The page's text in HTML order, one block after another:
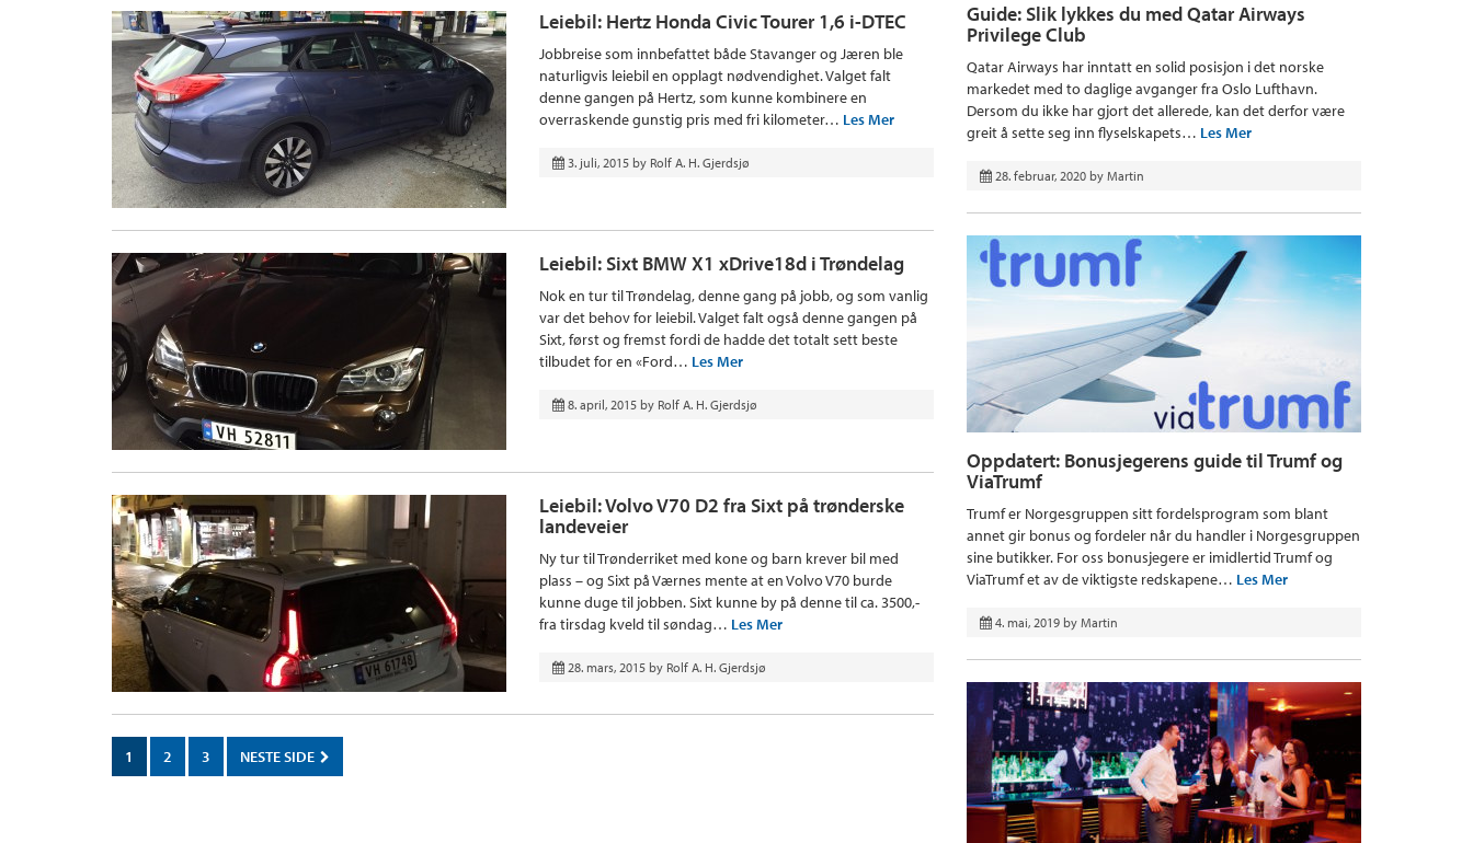
Leiebil: Hertz Honda Civic Tourer 1,6 i-DTEC
Jobbreise som innbefattet både Stavanger og Jæren ble
naturligvis leiebil en opplagt nødvendighet. Valget falt
denne gangen på Hertz, som kunne kombinere en
overraskende gunstig pris med fri kilometer… Les Mer
3. juli, 2015 by Rolf A. H. Gjerdsjø
Leiebil: Sixt BMW X1 xDrive18d i Trøndelag
Nok en tur til Trøndelag, denne gang på jobb, og som vanlig
var det behov for leiebil. Valget falt også denne gangen på
Sixt, først og fremst fordi de hadde det totalt sett beste
tilbudet for en «Ford… Les Mer
8. april, 2015 by Rolf A. H. Gjerdsjø
Leiebil: Volvo V70 D2 fra Sixt på trønderske
landeveier
Ny tur til Trønderriket med kone og barn krever bil med
plass – og Sixt på Værnes mente at en Volvo V70 burde
kunne duge til jobben. Sixt kunne by på denne til ca. 3500,-
fra tirsdag kveld til søndag… Les Mer
28. mars, 2015 by Rolf A. H. Gjerdsjø
1 2 3 NESTE SIDE
Guide: Slik lykkes du med Qatar Airways
Privilege Club
Qatar Airways har inntatt en solid posisjon i det norske
markedet med to daglige avganger fra Oslo Lufthavn.
Dersom du ikke har gjort det allerede, kan det derfor være
greit å sette seg inn flyselskapets… Les Mer
28. februar, 2020 by Martin
Oppdatert: Bonusjegerens guide til Trumf og
ViaTrumf
Trumf er Norgesgruppen sitt fordelsprogram som blant
annet gir bonus og fordeler når du handler i Norgesgruppen
sine butikker. For oss bonusjegere er imidlertid Trumf og
ViaTrumf et av de viktigste redskapene… Les Mer
4. mai, 2019 by Martin